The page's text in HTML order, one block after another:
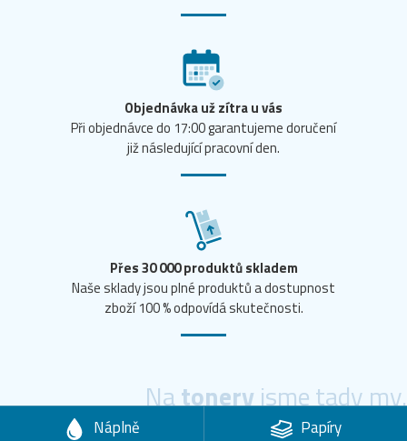
Objednávka už zítra u vás
Při objednávce do 17:00 garantujeme doručení
již následující pracovní den.
Přes 30 000 produktů skladem
Naše sklady jsou plné produktů a dostupnost
zboží 100 % odpovídá skutečnosti.
Natoneryjsme tady my.
Náplně
Papíry